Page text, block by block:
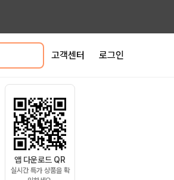
고객센터 로그인
앱 다운로드 QR
실시간 특가 상품을 확